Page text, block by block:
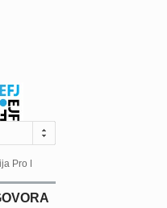
Pro Educa juče je uspješno